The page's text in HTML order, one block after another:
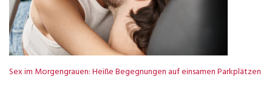
Sex im Morgengrauen: Heiße Begegnungen auf einsamen Parkplätzen